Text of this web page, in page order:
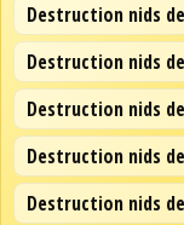
Destruction nids
Destruction nids
Destruction nids
Destruction nids
Destruction nids